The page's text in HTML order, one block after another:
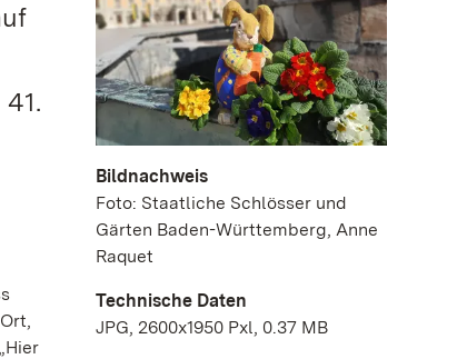
Bildnachweis
Foto: Staatliche Schlösser und
Gärten Baden-Württemberg, Anne
Raquet
Technische Daten
JPG, 2600x1950 Pxl, 0.37 MB